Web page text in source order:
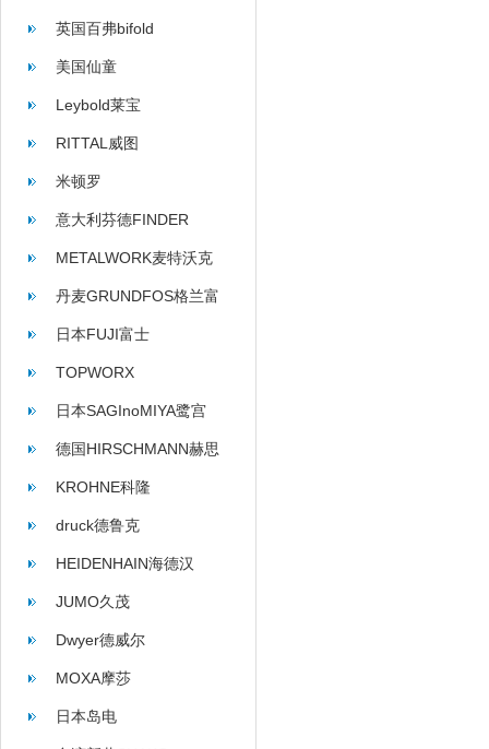
英国百弗bifold
美国仙童
Leybold莱宝
RITTAL威图
米顿罗
意大利芬德FINDER
METALWORK麦特沃克
丹麦GRUNDFOS格兰富
日本FUJI富士
TOPWORX
日本SAGInoMIYA鹭宫
德国HIRSCHMANN赫思
曼
KROHNE科隆
druck德鲁克
HEIDENHAIN海德汉
JUMO久茂
Dwyer德威尔
MOXA摩莎
日本岛电